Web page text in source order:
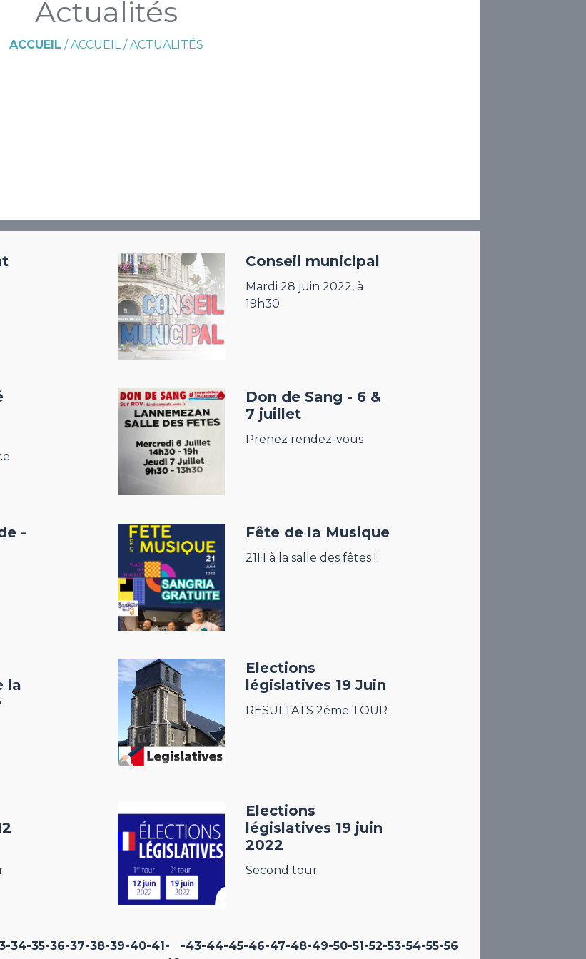
Actualités
ACCUEIL /ACCUEIL /ACTUALITÉS
Conseil municipal
Mardi 28 juin 2022, à
19h30
Don de Sang - 6 &
7 juillet
Prenez rendez-vous
-
Fête de la Musique
21H à la salle des fêtes !
la
Elections
législatives 19 Juin
RESULTATS 2éme TOUR
Elections
législatives 19 juin
2022
Second tour
-34-35-36-37-38-39-40-41 -
-43-44-45-46-47-48-49-50-51 -52-53-54-55-56